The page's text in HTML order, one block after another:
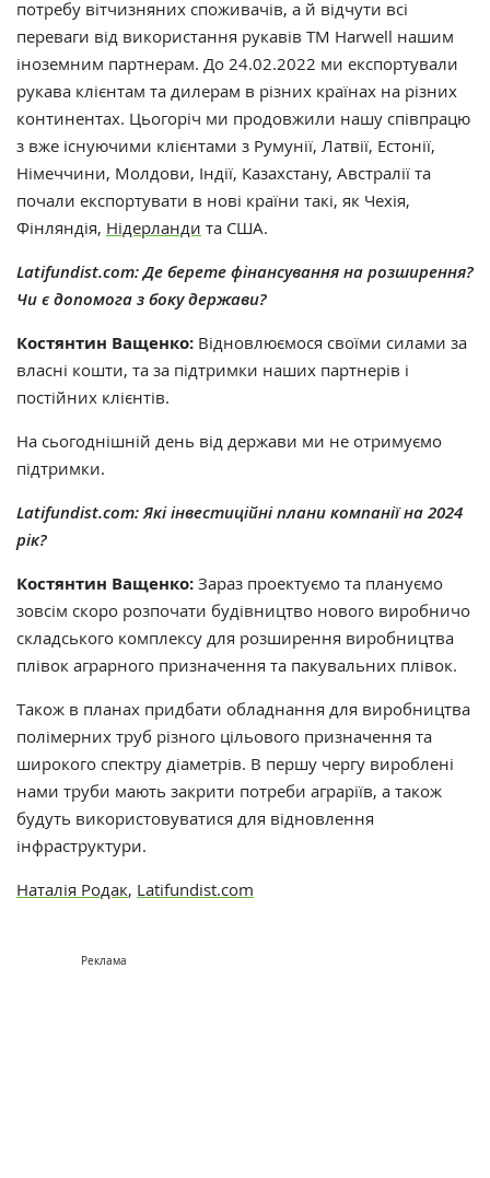
потребу вітчизняних споживачів, а й відчути всі
переваги від використання рукавів ТМ Harwell нашим
іноземним партнерам. До 24.02.2022 ми експортували
рукава клієнтам та дилерам в різних країнах на різних
континентах. Цьогоріч ми продовжили нашу співпрацю
з вже існуючими клієнтами з Румунії, Латвії, Естонії,
Німеччини, Молдови, Індії, Казахстану, Австралії та
почали експортувати в нові країни такі, як Чехія,
Фінляндія, Нідерланди та США.
Latifundist.com: Де берете фінансування на розширення?
Чи є допомога з боку держави?
Костянтин Ващенко: Відновлюємося своїми силами за
власні кошти, та за підтримки наших партнерів і
постійних клієнтів.
На сьогоднішній день від держави ми не отримуємо
підтримки.
Latifundist.com: Які інвестиційні плани компанії на 2024
рік?
Костянтин Ващенко: Зараз проектуємо та плануємо
зовсім скоро розпочати будівництво нового виробничо
складського комплексу для розширення виробництва
плівок аграрного призначення та пакувальних плівок.
Також в планах придбати обладнання для виробництва
полімерних труб різного цільового призначення та
широкого спектру діаметрів. В першу чергу вироблені
нами труби мають закрити потреби аграріїв, а також
будуть використовуватися для відновлення
інфраструктури.
Наталія Родак, Latifundist.com
Реклама